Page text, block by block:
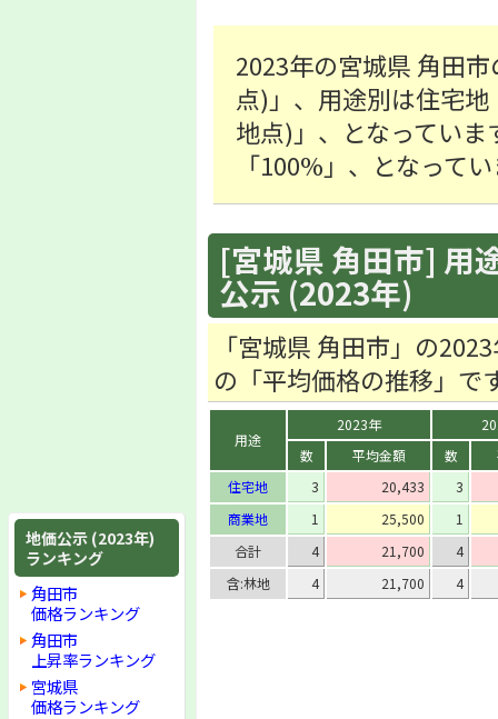
地価公示 (2023年)
ランキング
角田市
価格ランキング
角田市
上昇率ランキング
宮城県
価格ランキング
2023年の宮城県 角田
点)」、用途別は住宅
地点)」、となってい
「100%」、となって
[宮城県 角田市] 用
公示 (2023年)
「宮城県 角田市」の
の「平均価格の推移」で
用途
2023年
数
平均金額 数
住宅地
3 20,433
3
商業地
1 25,500
1
合計
4 21,700
4
含:林地
4 21,700 4